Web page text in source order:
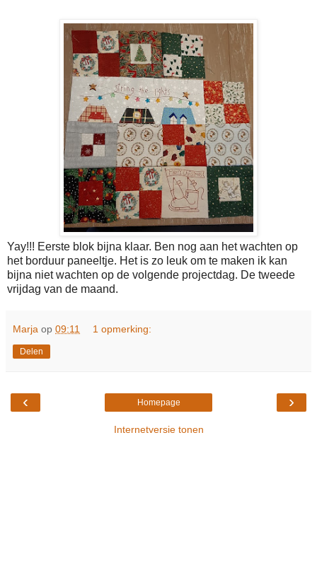
Yay!!! Eerste blok bijna klaar. Ben nog aan het wachten op
het borduur paneeltje. Het is zo leuk om te maken ik kan
bijna niet wachten op de volgende projectdag. De tweede
vrijdag van de maand.
Marja op 09:11 1 opmerking:
Delen
‹ ›
Homepage
Internetversie tonen